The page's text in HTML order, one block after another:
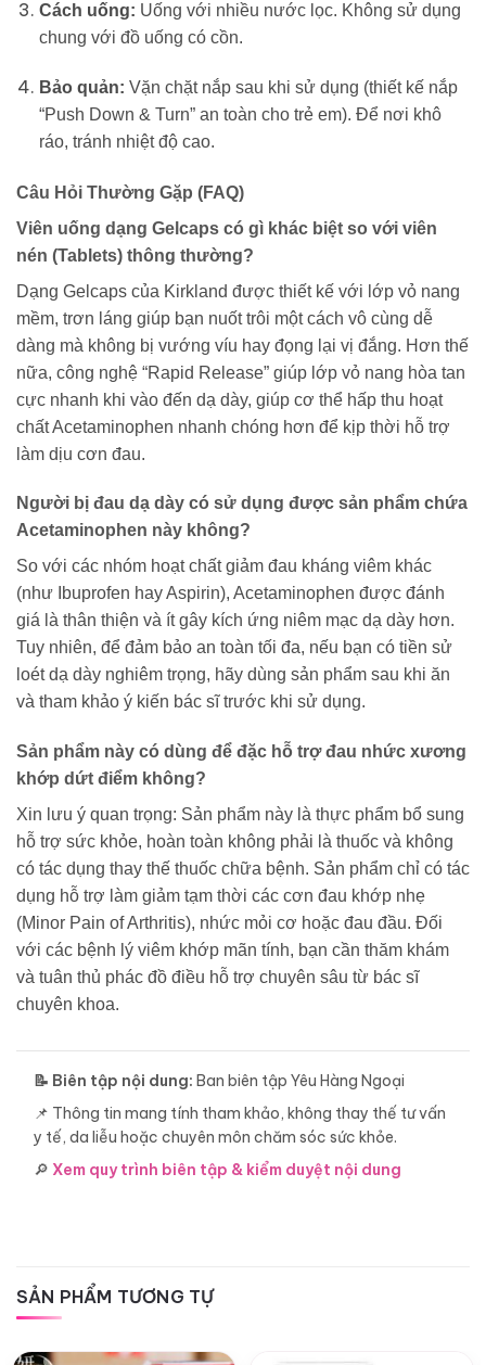
Cách uống: Uống với nhiều nước lọc. Không sử dụng
chung với đồ uống có cồn.
Bảo quản: Vặn chặt nắp sau khi sử dụng (thiết kế nắp
“Push Down & Turn” an toàn cho trẻ em). Để nơi khô
ráo, tránh nhiệt độ cao.
Câu Hỏi Thường Gặp (FAQ)
Viên uống dạng Gelcaps có gì khác biệt so với viên
nén (Tablets) thông thường?
Dạng Gelcaps của Kirkland được thiết kế với lớp vỏ nang
mềm, trơn láng giúp bạn nuốt trôi một cách vô cùng dễ
dàng mà không bị vướng víu hay đọng lại vị đắng. Hơn thế
nữa, công nghệ “Rapid Release” giúp lớp vỏ nang hòa tan
cực nhanh khi vào đến dạ dày, giúp cơ thể hấp thu hoạt
chất Acetaminophen nhanh chóng hơn để kịp thời hỗ trợ
làm dịu cơn đau.
Người bị đau dạ dày có sử dụng được sản phẩm chứa
Acetaminophen này không?
So với các nhóm hoạt chất giảm đau kháng viêm khác
(như Ibuprofen hay Aspirin), Acetaminophen được đánh
giá là thân thiện và ít gây kích ứng niêm mạc dạ dày hơn.
Tuy nhiên, để đảm bảo an toàn tối đa, nếu bạn có tiền sử
loét dạ dày nghiêm trọng, hãy dùng sản phẩm sau khi ăn
và tham khảo ý kiến bác sĩ trước khi sử dụng.
Sản phẩm này có dùng để đặc hỗ trợ đau nhức xương
khớp dứt điểm không?
Xin lưu ý quan trọng: Sản phẩm này là thực phẩm bổ sung
hỗ trợ sức khỏe, hoàn toàn không phải là thuốc và không
có tác dụng thay thế thuốc chữa bệnh. Sản phẩm chỉ có tác
dụng hỗ trợ làm giảm tạm thời các cơn đau khớp nhẹ
(Minor Pain of Arthritis), nhức mỏi cơ hoặc đau đầu. Đối
với các bệnh lý viêm khớp mãn tính, bạn cần thăm khám
và tuân thủ phác đồ điều hỗ trợ chuyên sâu từ bác sĩ
chuyên khoa.
📝 Biên tập nội dung: Ban biên tập Yêu Hàng Ngoại
📌 Thông tin mang tính tham khảo, không thay thế tư vấn
y tế, da liễu hoặc chuyên môn chăm sóc sức khỏe.
🔎 Xem quy trình biên tập & kiểm duyệt nội dung
SẢN PHẨM TƯƠNG TỰ